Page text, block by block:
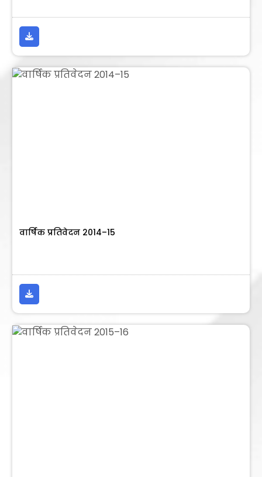
वार्षिक प्रतिवेदन 2014–15